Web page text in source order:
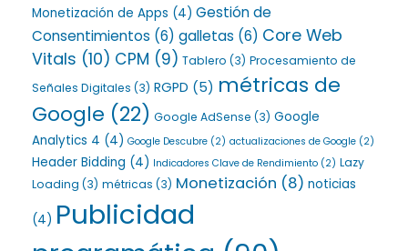
Monetización de Apps (4) Gestión de
Consentimientos (6) galletas (6) Core Web
Vitals (10) CPM (9) Tablero (3) Procesamiento de
Señales Digitales (3) RGPD (5) métricas de
Google (22) Google AdSense (3) Google
Analytics 4 (4) Google Descubre (2) actualizaciones de Google (2)
Header Bidding (4) Indicadores Clave de Rendimiento (2) Lazy
Loading (3) métricas (3) Monetización (8) noticias
(4) Publicidad